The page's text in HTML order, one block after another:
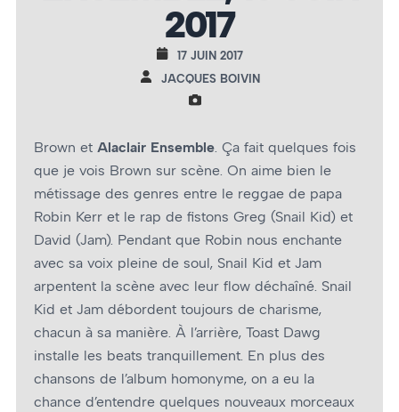
2017
17 JUIN 2017
JACQUES BOIVIN
Brown et Alaclair Ensemble. Ça fait quelques fois
que je vois Brown sur scène. On aime bien le
métissage des genres entre le reggae de papa
Robin Kerr et le rap de fistons Greg (Snail Kid) et
David (Jam). Pendant que Robin nous enchante
avec sa voix pleine de soul, Snail Kid et Jam
arpentent la scène avec leur flow déchaîné. Snail
Kid et Jam débordent toujours de charisme,
chacun à sa manière. À l’arrière, Toast Dawg
installe les beats tranquillement. En plus des
chansons de l’album homonyme, on a eu la
chance d’entendre quelques nouveaux morceaux